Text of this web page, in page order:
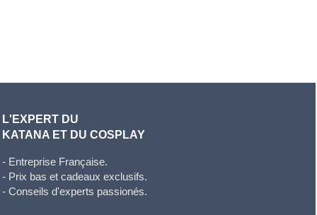
L'EXPERT DU
KATANA ET DU COSPLAY
- Entreprise Française.
- Prix bas et cadeaux exclusifs.
- Conseils d'experts passionés.